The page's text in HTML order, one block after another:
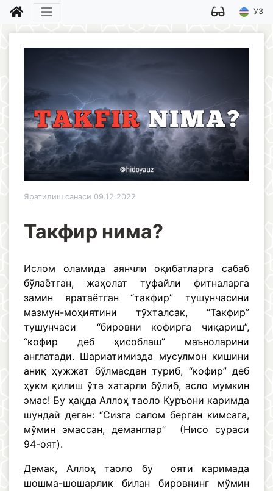
УЗ
Яратилиш санаси 09.12.2022
Такфир нима?
Ислом оламида аянчли оқибатларга сабаб
бўлаётган, жаҳолат туфайли фитналарга
замин яратаётган “такфир” тушунчасини
мазмун-моҳиятини тўхталсак, “Такфир”
тушунчаси “бировни кофирга чиқариш”,
“кофир деб ҳисоблаш” маъноларини
англатади. Шариатимизда мусулмон кишини
аниқ ҳужжат бўлмасдан туриб, “кофир” деб
ҳукм қилиш ўта хатарли бўлиб, асло мумкин
эмас! Бу ҳақда Аллоҳ таоло Қуръони каримда
шундай деган: “Сизга салом берган кимсага,
мўмин эмассан, деманглар” (Нисо сураси
94-оят).
Демак, Аллоҳ таоло бу ояти каримада
шошма-шошарлик билан бировнинг мўмин